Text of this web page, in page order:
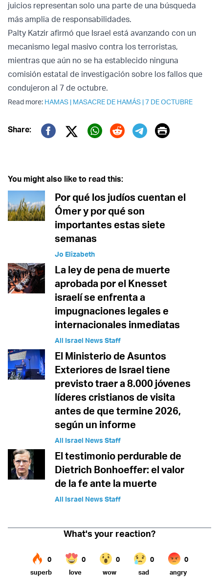
juicios representan solo una parte de una búsqueda
más amplia de responsabilidades.
Palty Katzir afirmó que Israel está avanzando con un
mecanismo legal masivo contra los terroristas,
mientras que aún no se ha establecido ninguna
comisión estatal de investigación sobre los fallos que
condujeron al 7 de octubre.
Read more: HAMAS | MASACRE DE HAMÁS |7 DE OCTUBRE
Share:
Twitter (X)
Print
You might also like to read this:
Por qué los judíos cuentan el
Ómer y por qué son
importantes estas siete
semanas
Jo Elizabeth
La ley de pena de muerte
aprobada por el Knesset
israelí se enfrenta a
impugnaciones legales e
internacionales inmediatas
All Israel News Staff
El Ministerio de Asuntos
Exteriores de Israel tiene
previsto traer a 8.000 jóvenes
líderes cristianos de visita
antes de que termine 2026,
según un informe
All Israel News Staff
El testimonio perdurable de
Dietrich Bonhoeffer: el valor
de la fe ante la muerte
All Israel News Staff